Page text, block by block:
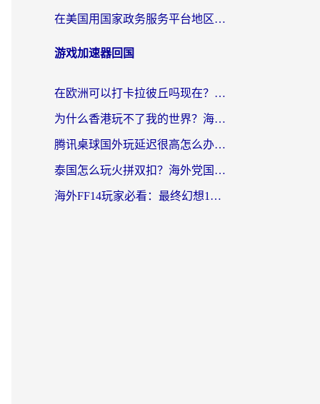
在美国用国家政务服务平台地区限制怎么办？海外华人必备的突破攻略（附追剧看片技巧）
游戏加速器回国
在欧洲可以打卡拉彼丘吗现在？海外党国服游戏加速器终极避坑指南
为什么香港玩不了我的世界？海外党国服游戏加速终极解决方案
腾讯桌球国外玩延迟很高怎么办？海外党亲测有效的国服游戏加速指南
泰国怎么玩火拼双扣？海外党国服游戏加速终极指南（附暗区突围植物大战僵尸实测）
海外FF14玩家必看：最终幻想14国外加速器下载安装全攻略+卡顿解决秘籍